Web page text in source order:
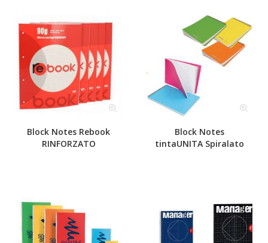
Block Notes Rebook
RINFORZATO
Block Notes
tintaUNITA Spiralato